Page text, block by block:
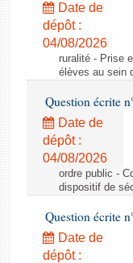
Date de
dépôt :
04/08/2026
ruralité - Prise
élèves au sein
Question écrite
Date de
dépôt :
04/08/2026
ordre public -
dispositif de
Question écrite
Date de
dépôt :